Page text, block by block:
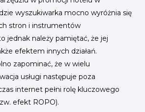
wyszukiwarka mocno wyróżnia się
stron i instrumentów
jednak należy pamiętać, że jej
efektem innych działań.
zapominać, że w wielu
usługi następuje poza
internet pełni rolę kluczowego
efekt ROPO).